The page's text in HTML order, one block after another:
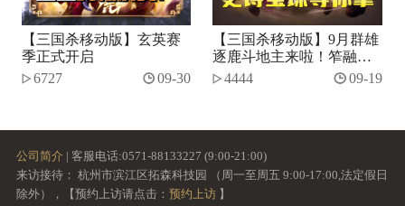
【三国杀移动版】玄英赛
季正式开启
6727
09-30
【三国杀移动版】9月群雄
逐鹿斗地主来啦！笮融、
势张燕加入将池~
4444 09-19
公司简介 | 客服电话:0571-88133227 (9:00-21:00)
来访接待： 杭州市滨江区拓森科技园 （周一至周五 9:00-17:00,法定假日
除外），【预约上访请点击： 预约上访】